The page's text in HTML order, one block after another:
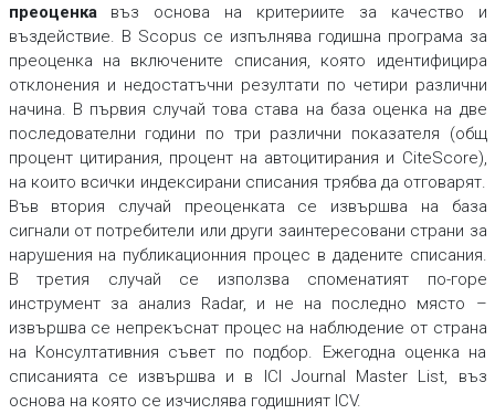
преоценкавъз основа на критериите за качество и
въздействие. В Scopus се изпълнява годишна програма за
преоценка на включените списания, която идентифицира
отклонения и недостатъчни резултати по четири различни
начина. В първия случай това става на база оценка на две
последователни години по три различни показателя (общ
процент цитирания, процент на автоцитирания и CiteScore),
на които всички индексирани списания трябва да отговарят.
Във втория случай преоценката се извършва на база
сигнали от потребители или други заинтересовани страни за
нарушения на публикационния процес в дадените списания.
В третия случай се използва споменатият по-горе
инструмент за анализ Radar, и не на последно място –
извършва се непрекъснат процес на наблюдение от страна
на Консултативния съвет по подбор. Ежегодна оценка на
списанията се извършва и в ICI Journal Master List, въз
основа на която се изчислява годишният ICV.